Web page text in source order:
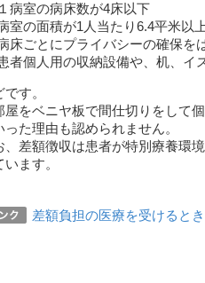
１病室の病床数が4床以下
室の面積が1人当たり6.4平米以上
床ごとにプライバシーの確保を
者個人用の収納設備や、机、イ
です。
屋をベニヤ板で間仕切りをして
った理由も認められません。
、差額徴収は患者が特別療養環
います。
差額負担の医療を受けるとき